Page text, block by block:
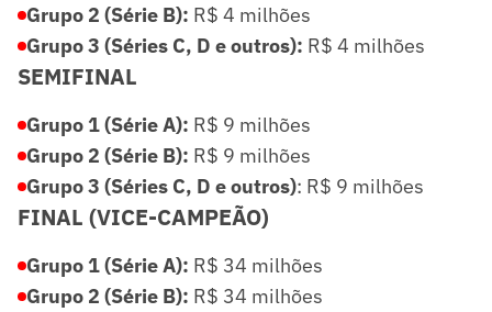
Grupo 2 (Série B): R$ 4 milhões
Grupo 3 (Séries C, D e outros): R$ 4 milhões
SEMIFINAL
Grupo 1 (Série A): R$ 9 milhões
Grupo 2 (Série B): R$ 9 milhões
Grupo 3 (Séries C, D e outros): R$ 9 milhões
FINAL (VICE-CAMPEÃO)
Grupo 1 (Série A): R$ 34 milhões
Grupo 2 (Série B): R$ 34 milhões